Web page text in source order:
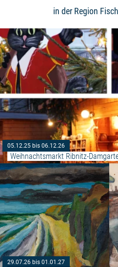
in der Region
05.12.25 bis 06.12.26
Weihnachtsmarkt Ribnitz-
29.07.26 bis 01.01.27